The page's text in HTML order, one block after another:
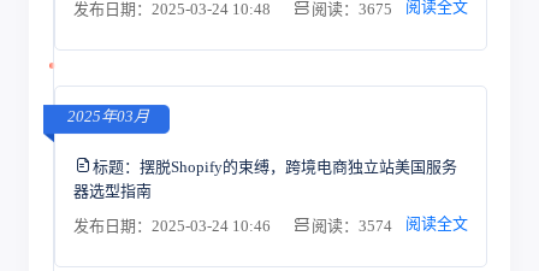
发布日期：2025-03-24 10:48
阅读：3675 阅读全文
2025年03月
标题： 摆脱Shopify的束缚，跨境电商独立站美国服务
器选型指南
发布日期：2025-03-24 10:46
阅读：3574 阅读全文